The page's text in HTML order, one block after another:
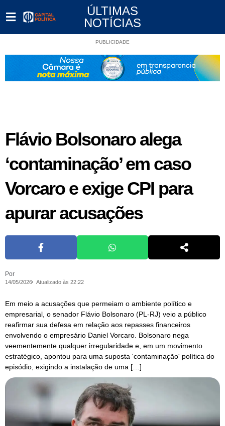
ÚLTIMAS
NOTÍCIAS
PUBLICIDADE
Flávio Bolsonaro alega
‘contaminação’ em caso
Vorcaro e exige CPI para
apurar acusações
Por
14/05/2026 Atualizado às 22:22
Em meio a acusações que permeiam o ambiente político e
empresarial, o senador Flávio Bolsonaro (PL-RJ) veio a público
reafirmar sua defesa em relação aos repasses financeiros
envolvendo o empresário Daniel Vorcaro. Bolsonaro nega
veementemente qualquer irregularidade e, em um movimento
estratégico, apontou para uma suposta 'contaminação' política do
episódio, exigindo a instalação de uma […]